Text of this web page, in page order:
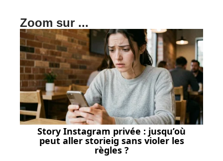
Zoom sur ...
Story Instagram privée : jusqu’où
peut aller storieig sans violer les
règles ?